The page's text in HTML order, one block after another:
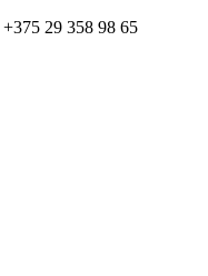
29 358 98 65